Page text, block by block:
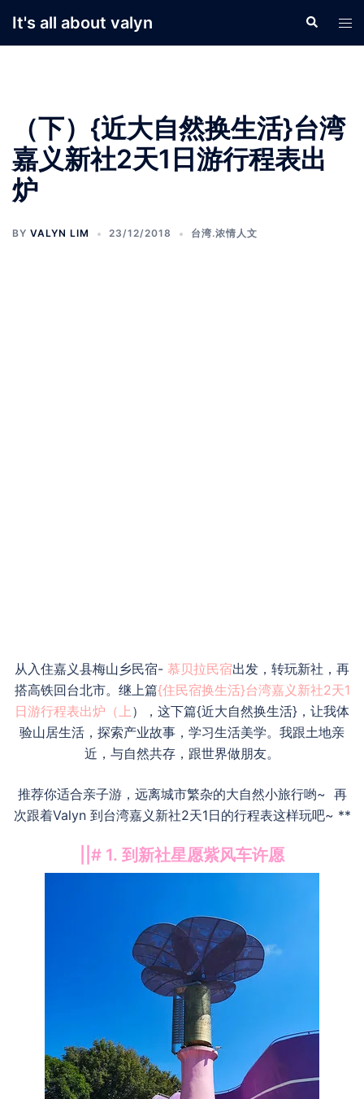
It's all about valyn Search
（下）{近大自然换生活}台湾
嘉义新社2天1日游行程表出
炉
BY VALYN LIM 23/12/2018 台湾.浓情人文
从入住嘉义县梅山乡民宿- 慕贝拉民宿出发，转玩新社，再
搭高铁回台北市。继上篇{住民宿换生活}台湾嘉义新社2天1
日游行程表出炉（上），这下篇{近大自然换生活}，让我体
验山居生活，探索产业故事，学习生活美学。我跟土地亲
近，与自然共存，跟世界做朋友。
推荐你适合亲子游，远离城市繁杂的大自然小旅行哟~ 再
次跟着Valyn 到台湾嘉义新社2天1日的行程表这样玩吧~ **
||# 1. 到新社星愿紫风车许愿